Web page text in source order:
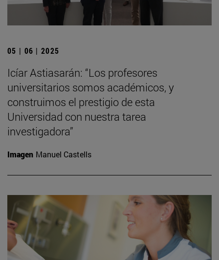
05 | 06 | 2025
Icíar Astiasarán: “Los profesores
universitarios somos académicos, y
construimos el prestigio de esta
Universidad con nuestra tarea
investigadora”
Imagen Manuel Castells